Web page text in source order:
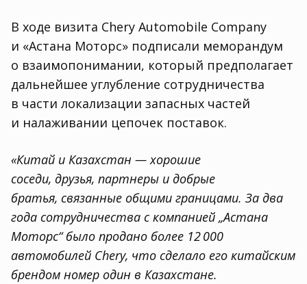
В ходе визита Chery Automobile Company
и «Астана Моторс» подписали меморандум
о взаимопонимании, который предполагает
дальнейшее углубление сотрудничества
в части локализации запасных частей
и налаживании цепочек поставок.
«Китай и Казахстан — хорошие
соседи, друзья, партнеры и добрые
братья, связанные общими границами. За два
года сотрудничества с компанией „Астана
Моторс“ было продано более 12 000
автомобилей Chery, что сделало его китайским
брендом номер один в Казахстане.